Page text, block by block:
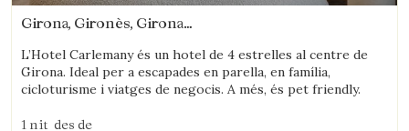
Girona, Gironès, Girona
L’Hotel Carlemany és un hotel de 4 estrelles al centre de
Girona. Ideal per a escapades en parella, en família,
cicloturisme i viatges de negocis. A més, és pet friendly.
1 nit des de